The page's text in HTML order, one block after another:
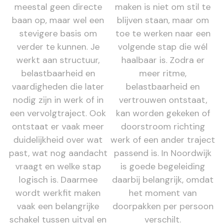
meestal geen directe
baan op, maar wel een
stevigere basis om
verder te kunnen. Je
werkt aan structuur,
belastbaarheid en
vaardigheden die later
nodig zijn in werk of in
een vervolgtraject. Ook
ontstaat er vaak meer
duidelijkheid over wat
past, wat nog aandacht
vraagt en welke stap
logisch is. Daarmee
wordt werkfit maken
vaak een belangrijke
schakel tussen uitval en
maken is niet om stil te
blijven staan, maar om
toe te werken naar een
volgende stap die wél
haalbaar is. Zodra er
meer ritme,
belastbaarheid en
vertrouwen ontstaat,
kan worden gekeken of
doorstroom richting
werk of een ander traject
passend is. In Noordwijk
is goede begeleiding
daarbij belangrijk, omdat
het moment van
doorpakken per persoon
verschilt.